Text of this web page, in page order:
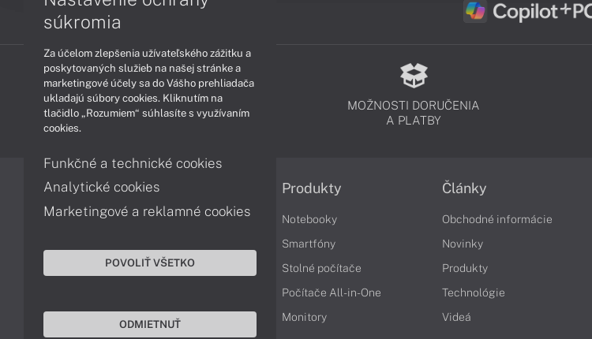
PODPORA A SERVIS
MOŽNOSTI DORUČENIA
A PLATBY
Informácie
Obchodné podmienky
Ochrana osobných údajov
Vyhlásenie o prístupnosti
Produkty
Notebooky
Smartfóny
Stolné počítače
Počítače All-in-One
Monitory
Články
Obchodné informácie
Novinky
Produkty
Technológie
Videá
súkromia
Za účelom zlepšenia užívateľského zážitku a
poskytovaných služieb na našej stránke a
marketingové účely sa do Vášho prehliadača
ukladajú súbory cookies. Kliknutím na
tlačidlo „Rozumiem“ súhlasíte s využívaním
cookies.
Funkčné a technické cookies
Analytické cookies
Marketingové a reklamné cookies
POVOLIŤ VŠETKO
ODMIETNUŤ